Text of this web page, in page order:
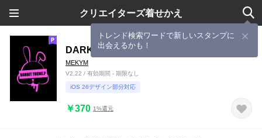
クリエイターズ着せかえ
トレンド検索ワードで新しいスタンプに
出会えるかも！
DARK RABBIT.PINK 3
MEKYM
V2.22 / 有効期間 - 期限なし
iOS 26デザイン部分対応
￥370 1%還元